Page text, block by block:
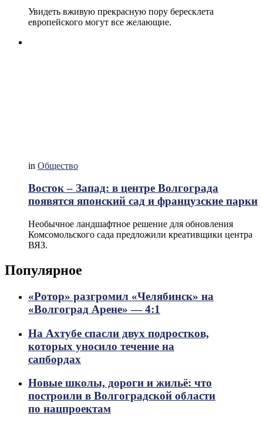
Увидеть вживую прекрасную пору бересклета
европейского могут все желающие.
in Общество
Восток – Запад: в центре Волгограда
появятся японский сад и французские парки
Необычное ландшафтное решение для обновления
Комсомольского сада предложили креативщики центра
ВЯЗ.
Популярное
«Ротор» разгромил «Челябинск» на
«Волгоград Арене» — 4:1
На Ахтубе спасли двух подростков,
которых уносило течение на
сапбордах
Новые школы, дороги и жильё: что
построили в Волгоградской области
по нацпроектам